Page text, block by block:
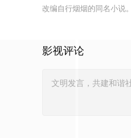
改编自行烟烟的同名小说
影视评论